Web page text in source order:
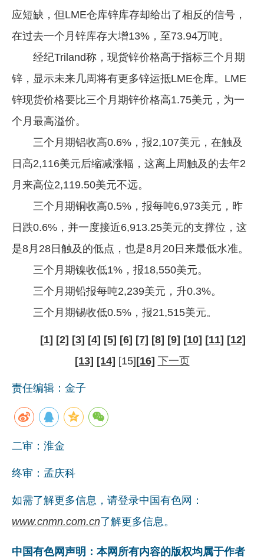
应短缺，但LME仓库锌库存却给出了相反的信号，
在过去一个月锌库存大增13%，至73.94万吨。
经纪Triland称，现货锌价格高于指标三个月期
锌，显示未来几周将有更多锌运抵LME仓库。LME
锌现货价格要比三个月期锌价格高1.75美元，为一
个月最高溢价。
三个月期铝收高0.6%，报2,107美元，在触及
日高2,116美元后缩减涨幅，这离上周触及的去年2
月来高位2,119.50美元不远。
三个月期铜收高0.5%，报每吨6,973美元，昨
日跌0.6%，并一度接近6,913.25美元的支撑位，这
是8月28日触及的低点，也是8月20日来最低水准。
三个月期镍收低1%，报18,550美元。
三个月期铅报每吨2,239美元，升0.3%。
三个月期锡收低0.5%，报21,515美元。
[1] [2] [3] [4] [5] [6] [7] [8] [9] [10] [11] [12]
[13] [14] [15][16] 下一页
责任编辑：金子
二审：淮金
终审：孟庆科
如需了解更多信息，请登录中国有色网：
www.cnmn.com.cn了解更多信息。
中国有色网声明：本网所有内容的版权均属于作者